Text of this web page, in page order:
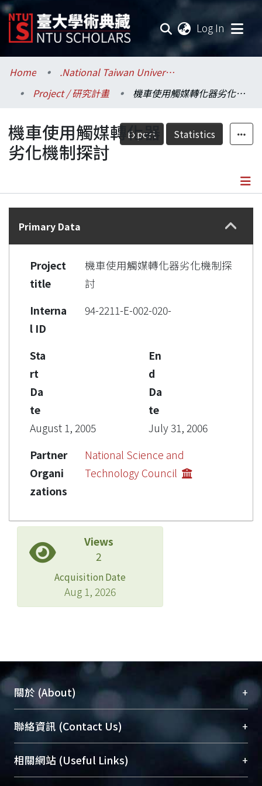
Log In
Communities & Collections
Research Outputs
Fundings & Projects
Researchers
Statistics
Home
.National Taiwan University / 國立臺灣大學
Project / 研究計畫
機車使用觸媒轉化器劣化機制探討
Export Statistics
機車使用觸媒轉化器
劣化機制探討
Details
Primary Data
Project
title
機車使用觸媒轉化器劣化機制探
討
Interna
l ID
94-2211-E-002-020-
Sta
rt
Da
te
August 1, 2005
En
d
Da
te
July 31, 2006
Partner
Organi
zations
National Science and
Technology Council
Views
2
Acquisition Date
Aug 1, 2026
關於 (About) +
臺大位居世界頂尖大學之列，為永久珍藏及向國際
展現本校豐碩的研究成果及學術能量，圖書館整合
機構典藏（NTUR）與學術庫（AH）不同功能平
台，成為臺大學術典藏NTU scholars。期能整合研
聯絡資訊 (Contact Us) +
總館學科館員(Main Library)
醫學圖書館學科館員(Medical Library)
相關網站 (Useful Links) +